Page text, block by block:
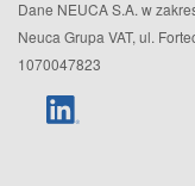
Dane NEUCA S.A. w
Neuca Grupa VAT, ul.
1070047823